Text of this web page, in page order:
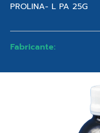
PROLINA- L PA 25G
Fabricante: